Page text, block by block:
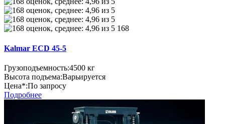
168
Kalmar ECD 45-5
Грузоподъемность:4500 кг
Высота подъема:Варьируется
Цена*:По запросу
Подробнее